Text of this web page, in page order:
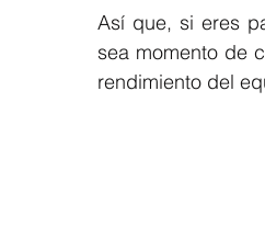
Así que, si eres
sea momento de
rendimiento del